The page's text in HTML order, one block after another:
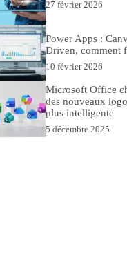
27 février 2026
Power Apps :
Driven, comment
10 février 2026
Microsoft Office
des nouveaux
plus intelligente
5 décembre 2025